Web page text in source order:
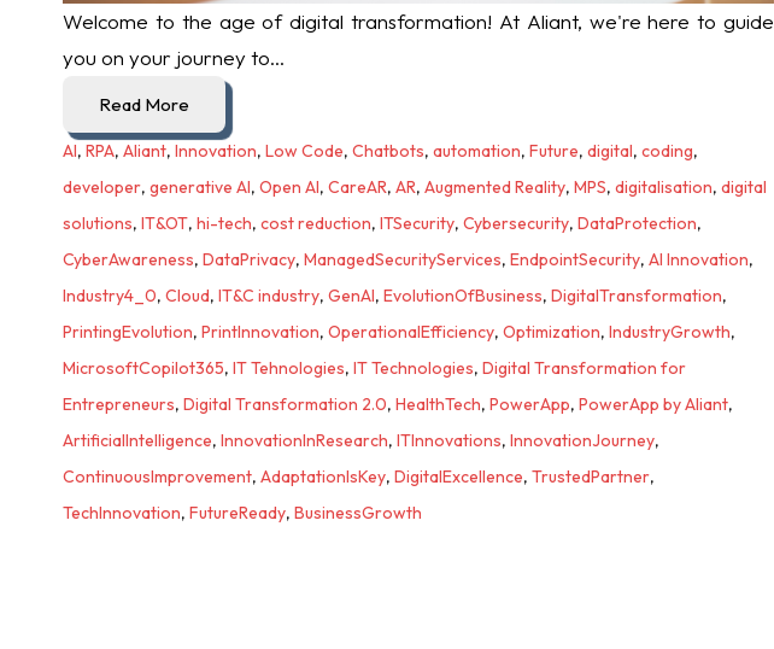
Welcome to the age of digital transformation! At Aliant, we're here to guide
you on your journey to...
Read More
AI, RPA, Aliant, Innovation, Low Code, Chatbots, automation, Future, digital, coding,
developer, generative AI, Open AI, CareAR, AR, Augmented Reality, MPS, digitalisation, digital
solutions, IT&OT, hi-tech, cost reduction, ITSecurity, Cybersecurity, DataProtection,
CyberAwareness, DataPrivacy, ManagedSecurityServices, EndpointSecurity, AI Innovation,
Industry4_0, Cloud, IT&C industry, GenAI, EvolutionOfBusiness, DigitalTransformation,
PrintingEvolution, PrintInnovation, OperationalEfficiency, Optimization, IndustryGrowth,
MicrosoftCopilot365, IT Tehnologies, IT Technologies, Digital Transformation for
Entrepreneurs, Digital Transformation 2.0, HealthTech, PowerApp, PowerApp by Aliant,
ArtificialIntelligence, InnovationInResearch, ITInnovations, InnovationJourney,
ContinuousImprovement, AdaptationIsKey, DigitalExcellence, TrustedPartner,
TechInnovation, FutureReady, BusinessGrowth